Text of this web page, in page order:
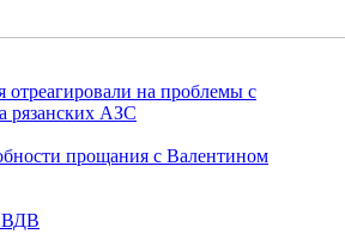
на проблемы с
рязанских АЗС
прощания с Валентином
ВДВ